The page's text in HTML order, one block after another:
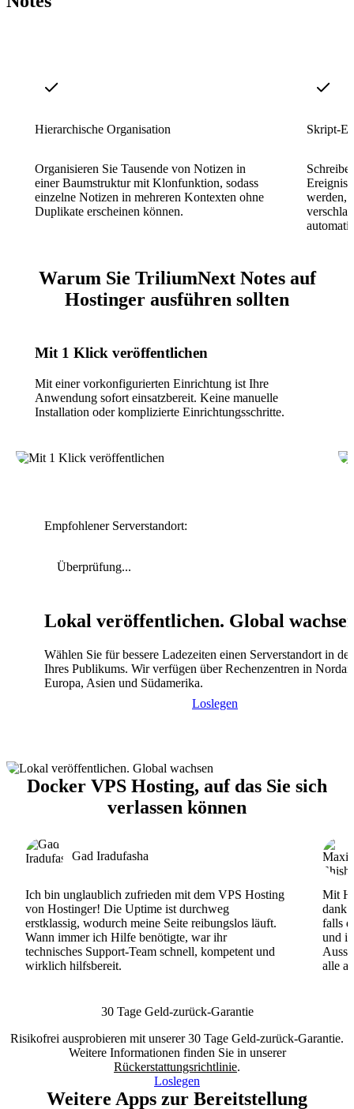
Hierarchische Organisation
Organisieren Sie Tausende von Notizen in
einer Baumstruktur mit Klonfunktion, sodass
einzelne Notizen in mehreren Kontexten ohne
Duplikate erscheinen können.
Skript-
werden,
Warum Sie TriliumNext Notes auf
Hostinger ausführen sollten
Mit 1 Klick veröffentlichen
Mit einer vorkonfigurierten Einrichtung ist Ihre
Anwendung sofort einsatzbereit. Keine manuelle
Installation oder komplizierte Einrichtungsschritte.
Empfohlener Serverstandort:
Überprüfung...
Lokal veröffentlichen. Global
Wählen Sie für bessere Ladezeiten einen Serverstandort in
Ihres Publikums. Wir verfügen über Rechenzentren in
Europa, Asien und Südamerika.
Loslegen
Docker VPS Hosting, auf das Sie sich
verlassen können
Gad Iradufasha
Ich bin unglaublich zufrieden mit dem VPS Hosting
von Hostinger! Die Uptime ist durchweg
erstklassig, wodurch meine Seite reibungslos läuft.
Wann immer ich Hilfe benötigte, war ihr
technisches Support-Team schnell, kompetent und
wirklich hilfsbereit.
Mit
dank
falls
und
alle
30 Tage Geld-zurück-Garantie
Risikofrei ausprobieren mit unserer 30 Tage Geld-zurück-Garantie.
Weitere Informationen finden Sie in unserer
Rückerstattungsrichtlinie.
Loslegen
Weitere Apps zur Bereitstellung